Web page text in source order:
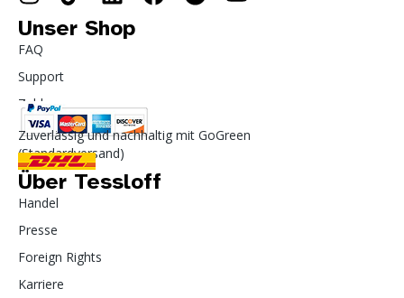
Unser Shop
FAQ
Support
Zahlung
Zuverlässig und nachhaltig mit GoGreen
(Standardversand)
Über Tessloff
Handel
Presse
Foreign Rights
Karriere